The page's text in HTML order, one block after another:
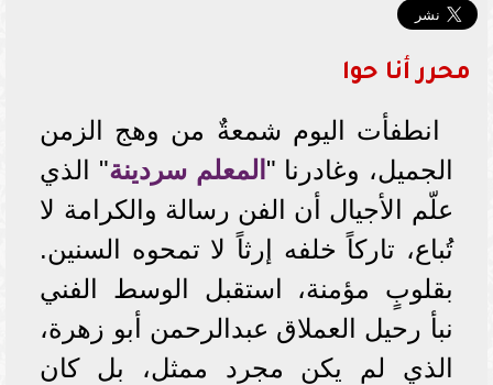
محرر أنا حوا
انطفأت اليوم شمعةٌ من وهج الزمن
الجميل، وغادرنا " المعلم سردينة" الذي
علّم الأجيال أن الفن رسالة والكرامة لا
تُباع، تاركاً خلفه إرثاً لا تمحوه السنين.
بقلوبٍ مؤمنة، استقبل الوسط الفني
نبأ رحيل العملاق عبدالرحمن أبو زهرة،
الذي لم يكن مجرد ممثل، بل كان